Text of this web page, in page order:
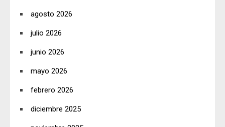
agosto 2026
julio 2026
junio 2026
mayo 2026
febrero 2026
diciembre 2025